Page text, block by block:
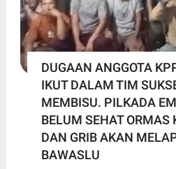
DUGAAN ANGGOTA
IKUT DALAM TIM
MEMBISU. PILKADA
BELUM SEHAT ORMAS
DAN GRIB AKAN
BAWASLU